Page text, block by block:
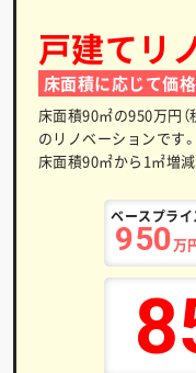
戸建てリ
床面積に応じて価
床面積90㎡の950万円
のリノベーションです。
床面積90㎡から1㎡増
ベースプライ
950万